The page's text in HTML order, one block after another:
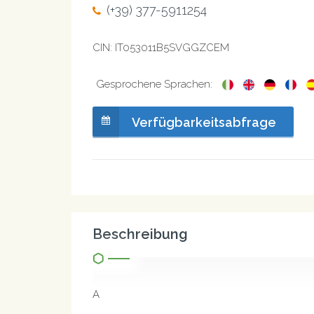
(+39) 377-5911254
CIN: IT053011B5SVGGZCEM
Gesprochene Sprachen:
Verfügbarkeitsabfrage
Beschreibung
A